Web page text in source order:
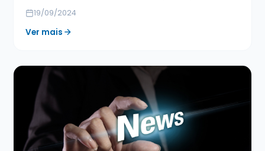
19/09/2024
Ver mais